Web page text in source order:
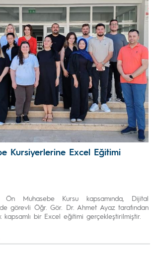
Kursiyerlerine Excel Eğitimi
Ön Muhasebe Kursu kapsamında, Dijital
görevli Öğr. Gör. Dr. Ahmet Ayaz tarafından
bir Excel eğitimi gerçekleştirilmiştir.